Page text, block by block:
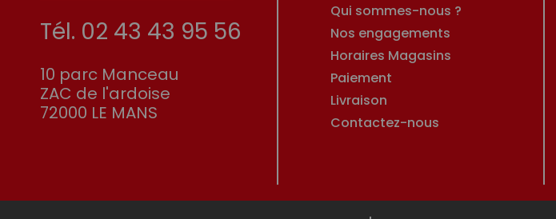
Tél. 02 43 43 95 56
10 parc Manceau
ZAC de l'ardoise
72000 LE MANS
Qui sommes-nous ?
Nos engagements
Horaires Magasins
Paiement
Livraison
Contactez-nous